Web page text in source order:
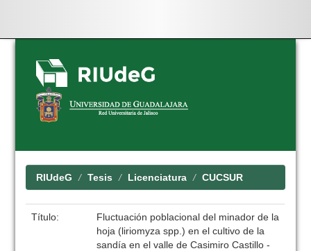
Skip
navigation
RIUdeG Tesis Licenciatura CUCSUR
Título:
Fluctuación poblacional del minador de la
hoja (liriomyza spp.) en el cultivo de la
sandía en el valle de Casimiro Castillo -